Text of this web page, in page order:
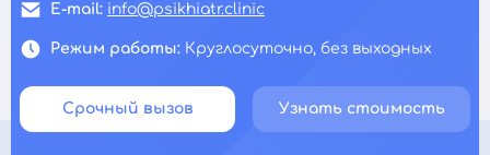
E-mail: info@psikhiatr.clinic
Режим работы: Круглосуточно, без выходных
Срочный вызов Узнать стоимость